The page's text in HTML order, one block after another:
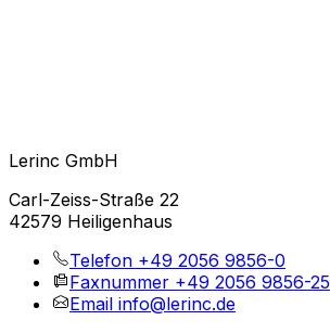
Lerinc GmbH
Carl-Zeiss-Straße 22
42579 Heiligenhaus
Telefon +49 2056 9856-0
Faxnummer +49 2056 9856-25
Email info@lerinc.de